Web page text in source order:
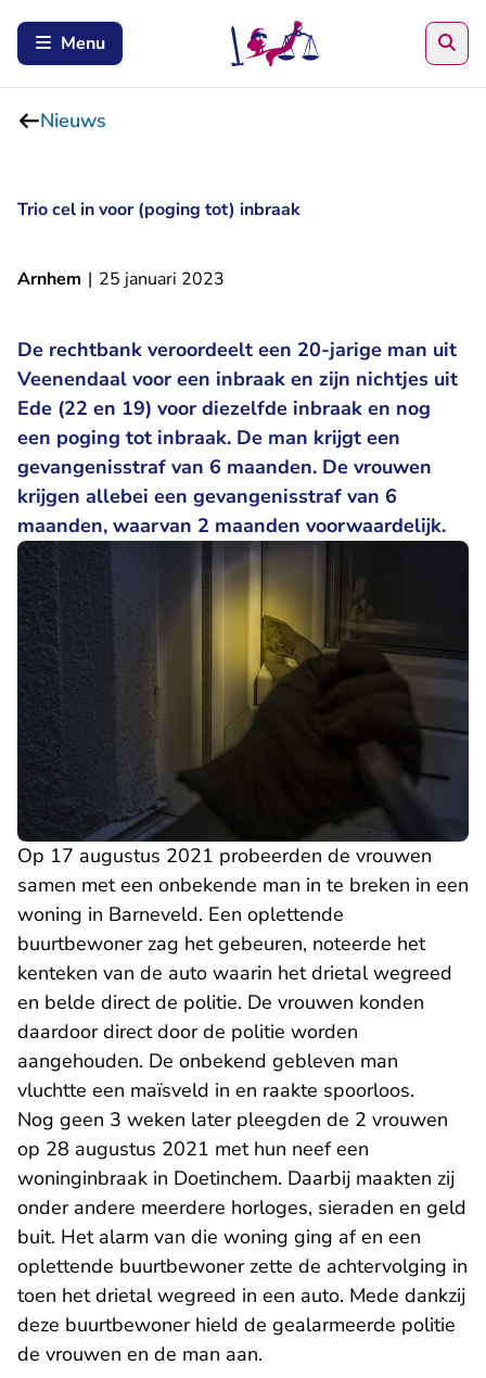
Menu
Nieuws
Trio cel in voor (poging tot) inbraak
Arnhem | 25 januari 2023
De rechtbank veroordeelt een 20-jarige man uit
Veenendaal voor een inbraak en zijn nichtjes uit
Ede (22 en 19) voor diezelfde inbraak en nog
een poging tot inbraak. De man krijgt een
gevangenisstraf van 6 maanden. De vrouwen
krijgen allebei een gevangenisstraf van 6
maanden, waarvan 2 maanden voorwaardelijk.
Op 17 augustus 2021 probeerden de vrouwen
samen met een onbekende man in te breken in een
woning in Barneveld. Een oplettende
buurtbewoner zag het gebeuren, noteerde het
kenteken van de auto waarin het drietal wegreed
en belde direct de politie. De vrouwen konden
daardoor direct door de politie worden
aangehouden. De onbekend gebleven man
vluchtte een maïsveld in en raakte spoorloos.
Nog geen 3 weken later pleegden de 2 vrouwen
op 28 augustus 2021 met hun neef een
woninginbraak in Doetinchem. Daarbij maakten zij
onder andere meerdere horloges, sieraden en geld
buit. Het alarm van die woning ging af en een
oplettende buurtbewoner zette de achtervolging in
toen het drietal wegreed in een auto. Mede dankzij
deze buurtbewoner hield de gealarmeerde politie
de vrouwen en de man aan.